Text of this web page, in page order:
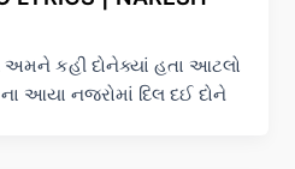
કહી દોનેક્યાં હતા આટલો
આયા નજરોમાં દિલ દઈ દોને